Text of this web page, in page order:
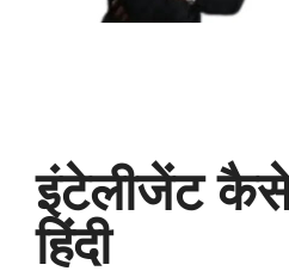
इंटेलीजेंट
हिंदी